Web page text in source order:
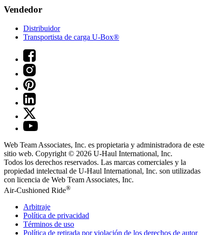
Vendedor
Distribuidor
Transportista de carga U-Box®
Web Team Associates, Inc. es propietaria y administradora de este
sitio web. Copyright © 2026 U-Haul International, Inc.
Todos los derechos reservados. Las marcas comerciales y la
propiedad intelectual de U-Haul International, Inc. son utilizadas
con licencia de Web Team Associates, Inc.
Air-Cushioned Ride®
Arbitraje
Política de privacidad
Términos de uso
Política de retirada por violación de los derechos de autor